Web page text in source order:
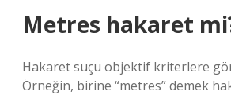
Metres hakaret
Hakaret suçu objektif kriterlere
Örneğin, birine “metres” demek